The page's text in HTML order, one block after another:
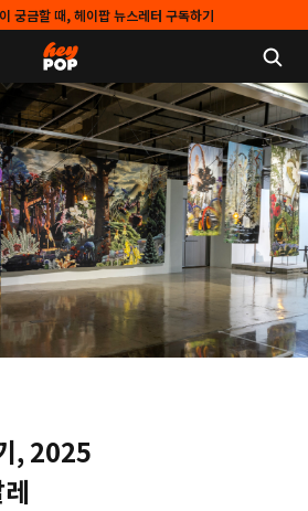
궁금할 때, 헤이팝 뉴스레터 구독하기
, 2025